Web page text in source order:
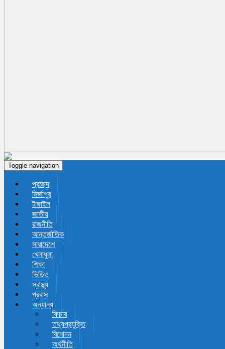
Toggle navigation
প্রচ্ছদ
মির্জাপুর
টাঙ্গাইল
জাতীয়
রাজনীতি
আন্তর্জাতিক
সারাদেশে
খেলাধুলা
শিক্ষা
ভিডিও
স্বাস্থ্য
প্রবাস
অন্যান্য
ফিচার
তথ্যপ্রযুক্তি
বিনোদন
অর্থনীতি